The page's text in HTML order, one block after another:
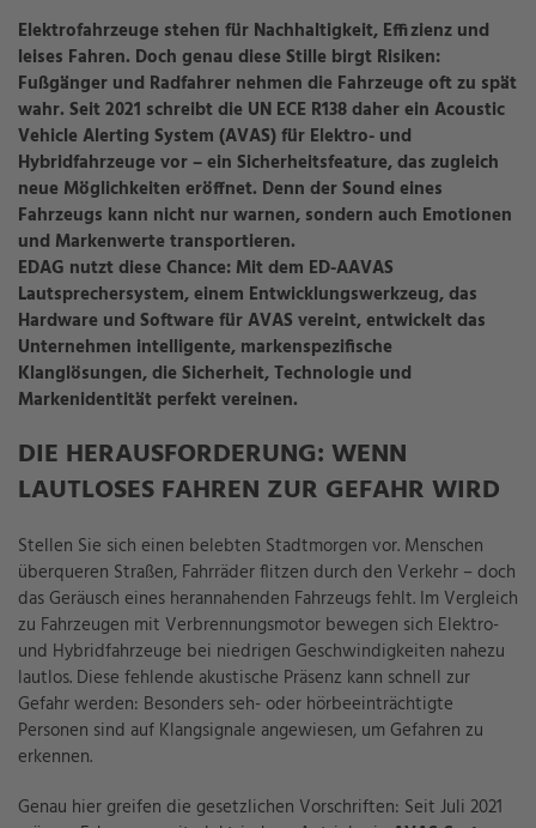
Elektrofahrzeuge stehen für Nachhaltigkeit, Effizienz und
leises Fahren. Doch genau diese Stille birgt Risiken:
Fußgänger und Radfahrer nehmen die Fahrzeuge oft zu spät
wahr. Seit 2021 schreibt die UN ECE R138 daher ein Acoustic
Vehicle Alerting System (AVAS)für Elektro- und
Hybridfahrzeuge vor – ein Sicherheitsfeature, das zugleich
neue Möglichkeiten eröffnet. Denn der Sound eines
Fahrzeugs kann nicht nur warnen, sondern auch Emotionen
und Markenwerte transportieren.
EDAG nutzt diese Chance: Mit dem ED-AAVAS
Lautsprechersystem, einem Entwicklungswerkzeug, das
Hardware und Software für AVAS vereint, entwickelt das
Unternehmen intelligente, markenspezifische
Klanglösungen, die Sicherheit, Technologie und
Markenidentität perfekt vereinen.
DIE HERAUSFORDERUNG: WENN
LAUTLOSES FAHREN ZUR GEFAHR WIRD
Stellen Sie sich einen belebten Stadtmorgen vor. Menschen
überqueren Straßen, Fahrräder flitzen durch den Verkehr – doch
das Geräusch eines herannahenden Fahrzeugs fehlt. Im Vergleich
zu Fahrzeugen mit Verbrennungsmotor bewegen sich Elektro-
und Hybridfahrzeuge bei niedrigen Geschwindigkeiten nahezu
lautlos. Diese fehlende akustische Präsenz kann schnell zur
Gefahr werden: Besonders seh- oder hörbeeinträchtigte
Personen sind auf Klangsignale angewiesen, um Gefahren zu
erkennen.
Genau hier greifen die gesetzlichen Vorschriften: Seit Juli 2021